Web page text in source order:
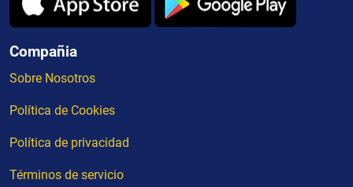
Compañia
Sobre Nosotros
Política de Cookies
Política de privacidad
Términos de servicio